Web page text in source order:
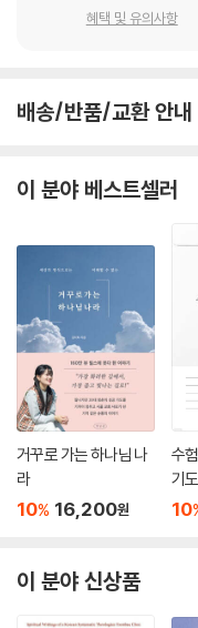
주님의 이름으로 다른 사람
다.
죄를 짓기 전에 피해야 합
고 기도할 때, 우리는 죄의
입니다. 설혹 불씨가 커졌어
것입니다.
--- 「8. 우리를 시험에 들게
여러 성도를 위하여 구하라
서”는 바로 이 기도입니다.
는 것입니다.
--- 「9. 다만 악에서 구하시
님이 우리의 기도를 반드시
한 형태로든 하나님의 선한
화와 가끔 올라오는 SNS의
해 고민하는 모든 이들에게
- 배무성 (목사, 디지털 크리
혜택 및 유의사항
배송/반품/교환 안내
이 분야 베스트셀러
거꾸로 가는 하나님 나
라
10% 16,200원
수
기
10
이 분야 신상품